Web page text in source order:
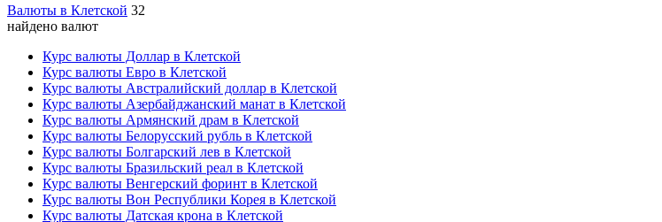
Валюты в Клетской 32
найдено валют
Курс валюты Доллар в Клетской
Курс валюты Евро в Клетской
Курс валюты Австралийский доллар в Клетской
Курс валюты Азербайджанский манат в Клетской
Курс валюты Армянский драм в Клетской
Курс валюты Белорусский рубль в Клетской
Курс валюты Болгарский лев в Клетской
Курс валюты Бразильский реал в Клетской
Курс валюты Венгерский форинт в Клетской
Курс валюты Вон Республики Корея в Клетской
Курс валюты Датская крона в Клетской